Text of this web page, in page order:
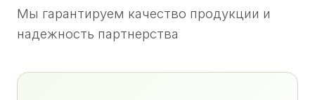
Мы гарантируем качество продукции и
надежность партнерства